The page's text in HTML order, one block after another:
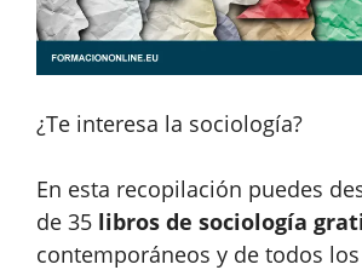
¿Te interesa la sociología?
En esta recopilación puedes
de 35 libros de sociología
contemporáneos y de todos